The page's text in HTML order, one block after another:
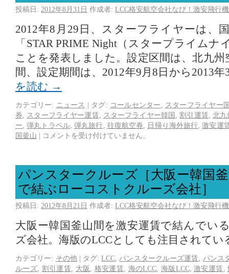
投稿日: 2012年8月31日 作成者: LCC格安航空会社なび！激安飛行
2012年8月29日、スターフライヤーは、
「STAR PRIME Night（スタープライムナ
ことを発表しました。設定区間は、北九
間、設定期間は、2012年9月8日から2013
を読む →
カテゴリー: ニュース | タグ: コールセンター
スターフライヤー
券
スターフライヤー運賃 スターフライヤー韓国 ,割引運賃 北九
ー ,弾丸トラベル,弾丸旅行 往復航空券 日帰り海外旅行 ,激安運
国釜山 | コメントを受け付けていません。
パンスタークルーズ［大阪ー韓国
で結ぶローコストクルーズ会社］
投稿日: 2012年8月21日 作成者: LCC格安航空会社なび！激安飛行
大阪ー韓国釜山間を激安運賃で結んでい
ズ会社。海版のLCCとしても注目されてい
カテゴリー: その他 | タグ: LCC パンスタークルーズ運賃
パンス
ルーズ 割引運賃 大阪 格安運賃 海のLCC 海版LCC, 激安運賃